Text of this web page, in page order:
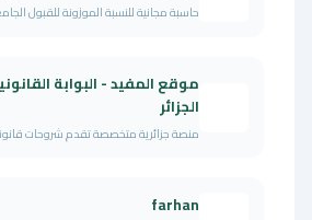
حاسبة مجانية للنسبة الموزونة للقبول
موقع المفيد - البوابة
الجزائر
منصة جزائرية متخصصة تقدم شروحات
farhan